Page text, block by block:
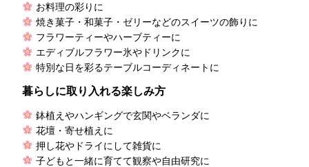
お料理の彩りに
焼き菓子・和菓子・ゼリーなどのスイーツの飾りに
フラワーティーやハーブティーに
エディブルフラワー氷やドリンクに
特別な日を彩るテーブルコーディネートに
暮らしに取り入れる楽しみ方
鉢植えやハンギングで玄関やベランダに
花壇・寄せ植えに
押し花やドライにして雑貨に
子どもと一緒に育てて観察や自由研究に